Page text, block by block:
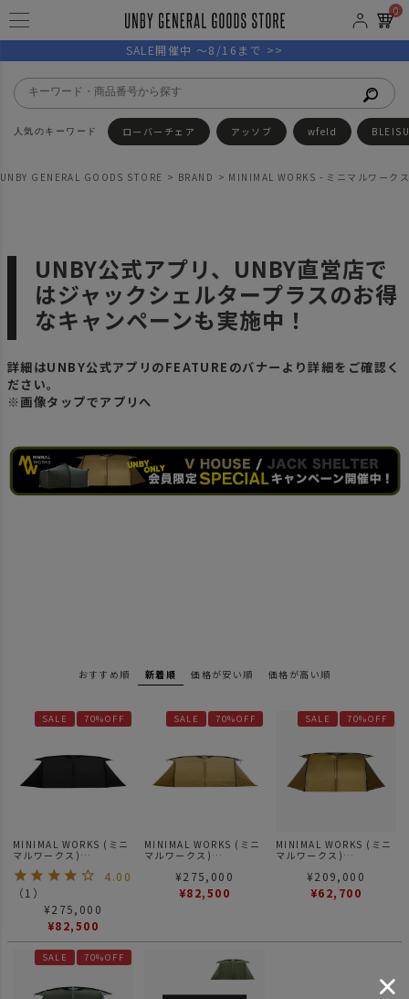
0
SALE開催中 ～8/16まで >>
ローバーチェア アッソブ wfeld
UNBY GENERAL GOODS STORE BRAND MINIMAL WORKS - ミニマルワーク
UNBY公式アプリ、UNBY直営店で
はジャックシェルタープラスのお得
なキャンペーンも実施中！
詳細はUNBY公式アプリのFEATUREのバナーより詳細をご確認く
ださい。
※画像タップでアプリへ
おすすめ順 新着順 価格が安い順 価格が高い順
SALE 70%OFF
MINIMAL WORKS (ミニ
マルワークス)
V HOUSE L BLACK / シ
ェルター
4.00
（1 ）
¥275,000
¥82,500
SALE 70%OFF
MINIMAL WORKS (ミニ
マルワークス)
ルター¥275,000
¥82,500
SALE 70%OFF
MINIMAL WORKS (ミニ
マルワークス)
ト シェルター タンカラ
¥209,000
¥62,700
SALE 70%OFF